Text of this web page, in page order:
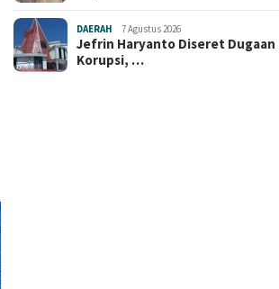
DAERAH 7 Agustus 2026
Jefrin Haryanto Diseret Dugaan
Korupsi, …